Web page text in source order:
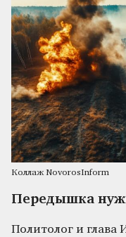
Коллаж NovorosInform
Передышка
Политолог и глава